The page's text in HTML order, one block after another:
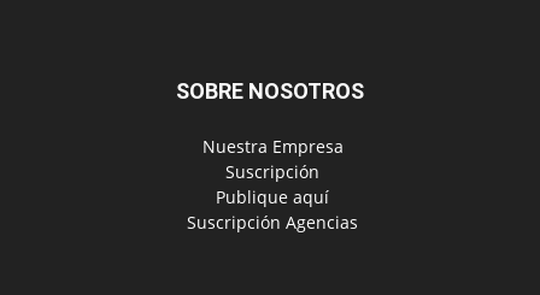
SOBRE NOSOTROS
‎ Nuestra Empresa
‎ Suscripción
‎ Publique aquí
‎ Suscripción Agencias